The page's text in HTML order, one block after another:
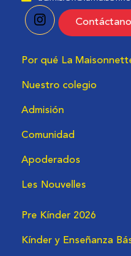
Por qué La
Nuestro colegio
Admisión
Comunidad
Apoderados
Les Nouvelles
Pre Kínder 2026
Kínder y Enseñanza